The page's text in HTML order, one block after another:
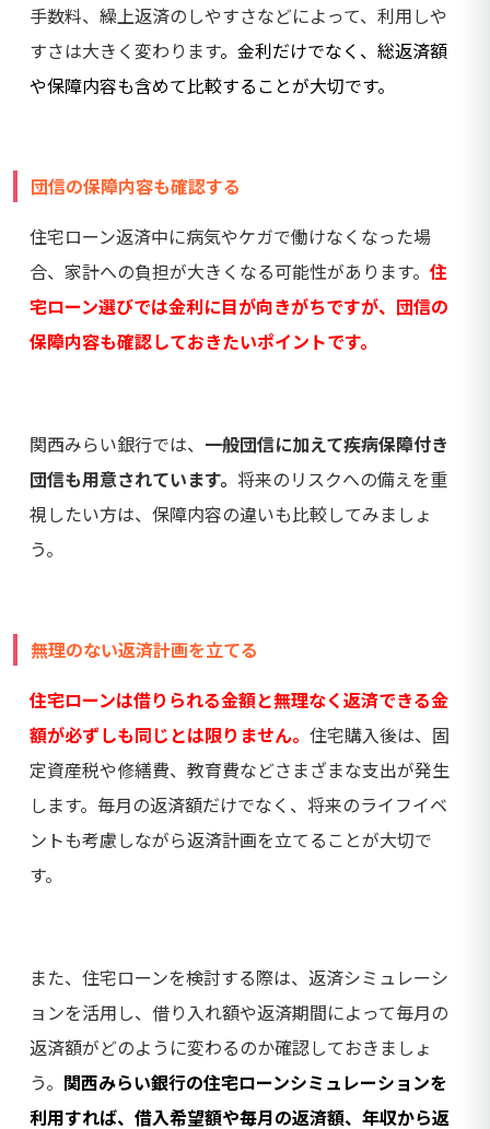
手数料、繰上返済のしやすさなどによって、利用しや
すさは大きく変わります。 金利だけでなく、総返済額
や保障内容も含めて比較することが大切です。
団信の保障内容も確認する
住宅ローン返済中に病気やケガで働けなくなった場
合、家計への負担が大きくなる可能性があります。 住
宅ローン選びでは金利に目が向きがちですが、団信の
保障内容も確認しておきたいポイントです。
関西みらい銀行では、 一般団信に加えて疾病保障付き
団信も用意されています。 将来のリスクへの備えを重
視したい方は、保障内容の違いも比較してみましょ
う。
無理のない返済計画を立てる
住宅ローンは借りられる金額と無理なく返済できる金
額が必ずしも同じとは限りません。 住宅購入後は、固
定資産税や修繕費、教育費などさまざまな支出が発生
します。毎月の返済額だけでなく、将来のライフイベ
ントも考慮しながら返済計画を立てることが大切で
す。
また、住宅ローンを検討する際は、返済シミュレーシ
ョンを活用し、借り入れ額や返済期間によって毎月の
返済額がどのように変わるのか確認しておきましょ
う。 関西みらい銀行の住宅ローンシミュレーションを
利用すれば、借入希望額や毎月の返済額、年収から返